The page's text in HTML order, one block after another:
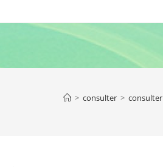
> consulter > consulter